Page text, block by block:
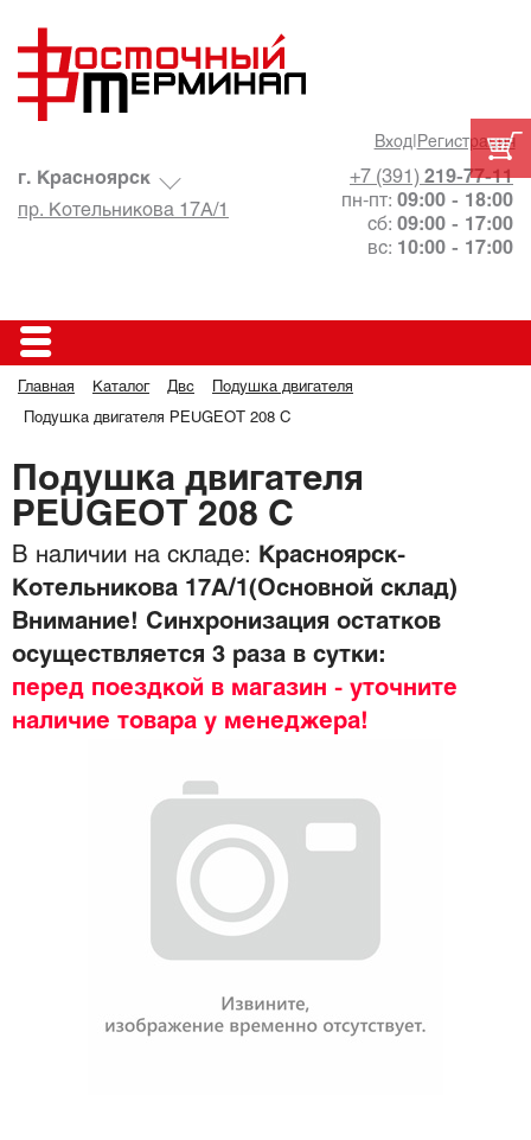
Вход| Регистрация
+7 (391) 219-77-11
пн-пт: 09:00 - 18:00
сб: 09:00 - 17:00
вс: 10:00 - 17:00
г. Красноярск
пр. Котельникова 17А/1
Главная Каталог Двс Подушка двигателя
Подушка двигателя PEUGEOT 208 C
Подушка двигателя
PEUGEOT 208 C
В наличии на складе:
Красноярск-
Котельникова 17А/1(Основной склад)
Внимание! Синхронизация остатков
осуществляется 3 раза в сутки:
перед поездкой в магазин - уточните
наличие товара у менеджера!